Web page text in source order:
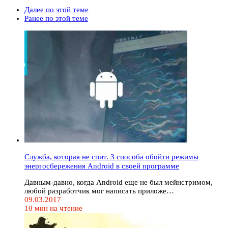
Далее по этой теме
Ранее по этой теме
Служба, которая не спит. 3 способа обойти режимы
энергосбережения Android в своей программе
Давным-давно, когда Android еще не был мейнстримом,
любой разработчик мог написать приложе…
09.03.2017
10 мин на чтение